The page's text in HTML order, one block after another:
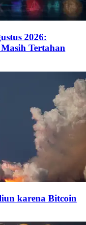
2026:
Tertahan
karena Bitcoin